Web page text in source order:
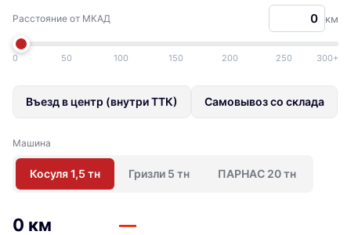
Расстояние от МКАД км
0 50 100 150 200 250 300+
Въезд в центр (внутри ТТК) Самовывоз со склада
Машина
Косуля 1,5 тн Гризли 5 тн ПАРНАС 20 тн
0 км —